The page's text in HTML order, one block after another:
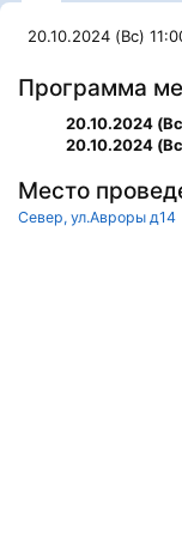
20.10.2024 (Вс)
Программа
20.10.2024
20.10.2024
Место
Север, ул.Авроры д14